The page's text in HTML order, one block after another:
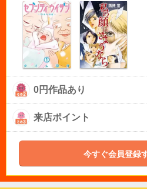
0円作品あり
来店ポイント
今すぐ会員登録